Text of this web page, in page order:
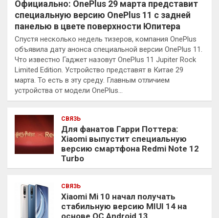
Официально: OnePlus 29 марта представит
специальную версию OnePlus 11 с задней
панелью в цвете поверхности Юпитера
Спустя несколько недель тизеров, компания OnePlus
объявила дату анонса специальной версии OnePlus 11.
Что известно Гаджет назовут OnePlus 11 Jupiter Rock
Limited Edition. Устройство представят в Китае 29
марта. То есть в эту среду. Главным отличием
устройства от модели OnePlus…
СВЯЗЬ
Для фанатов Гарри Поттера:
Xiaomi выпустит специальную
версию смартфона Redmi Note 12
Turbo
СВЯЗЬ
Xiaomi Mi 10 начал получать
стабильную версию MIUI 14 на